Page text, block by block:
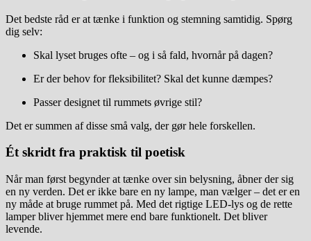
Det bedste råd er at tænke i funktion og stemning samtidig. Spørg
dig selv:
Skal lyset bruges ofte – og i så fald, hvornår på dagen?
Er der behov for fleksibilitet? Skal det kunne dæmpes?
Passer designet til rummets øvrige stil?
Det er summen af disse små valg, der gør hele forskellen.
Ét skridt fra praktisk til poetisk
Når man først begynder at tænke over sin belysning, åbner der sig
en ny verden. Det er ikke bare en ny lampe, man vælger – det er en
ny måde at bruge rummet på. Med det rigtige LED-lys og de rette
lamper bliver hjemmet mere end bare funktionelt. Det bliver
levende.